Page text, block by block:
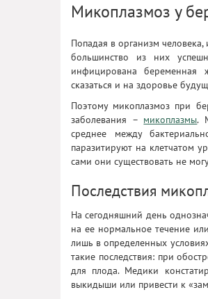
Микоплазмоз у
Попадая в организм
большинство из них
инфицирована
сказаться и на здоровье
Поэтому микоплазмоз при
заболевания – микоплазмы.
среднее между
паразитируют на клетчатом
сами они существовать не
Последствия
На сегодняшний день
на ее нормальное течение
лишь в определенных
такие последствия: при
для плода. Медики
выкидыши или привести к